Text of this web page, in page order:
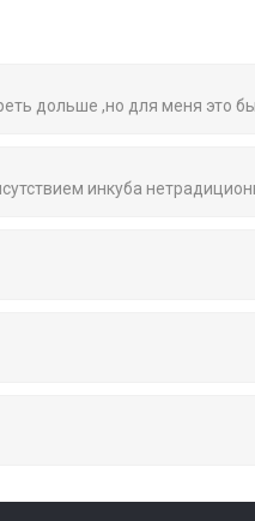
дольше ,но для меня это
инкуба